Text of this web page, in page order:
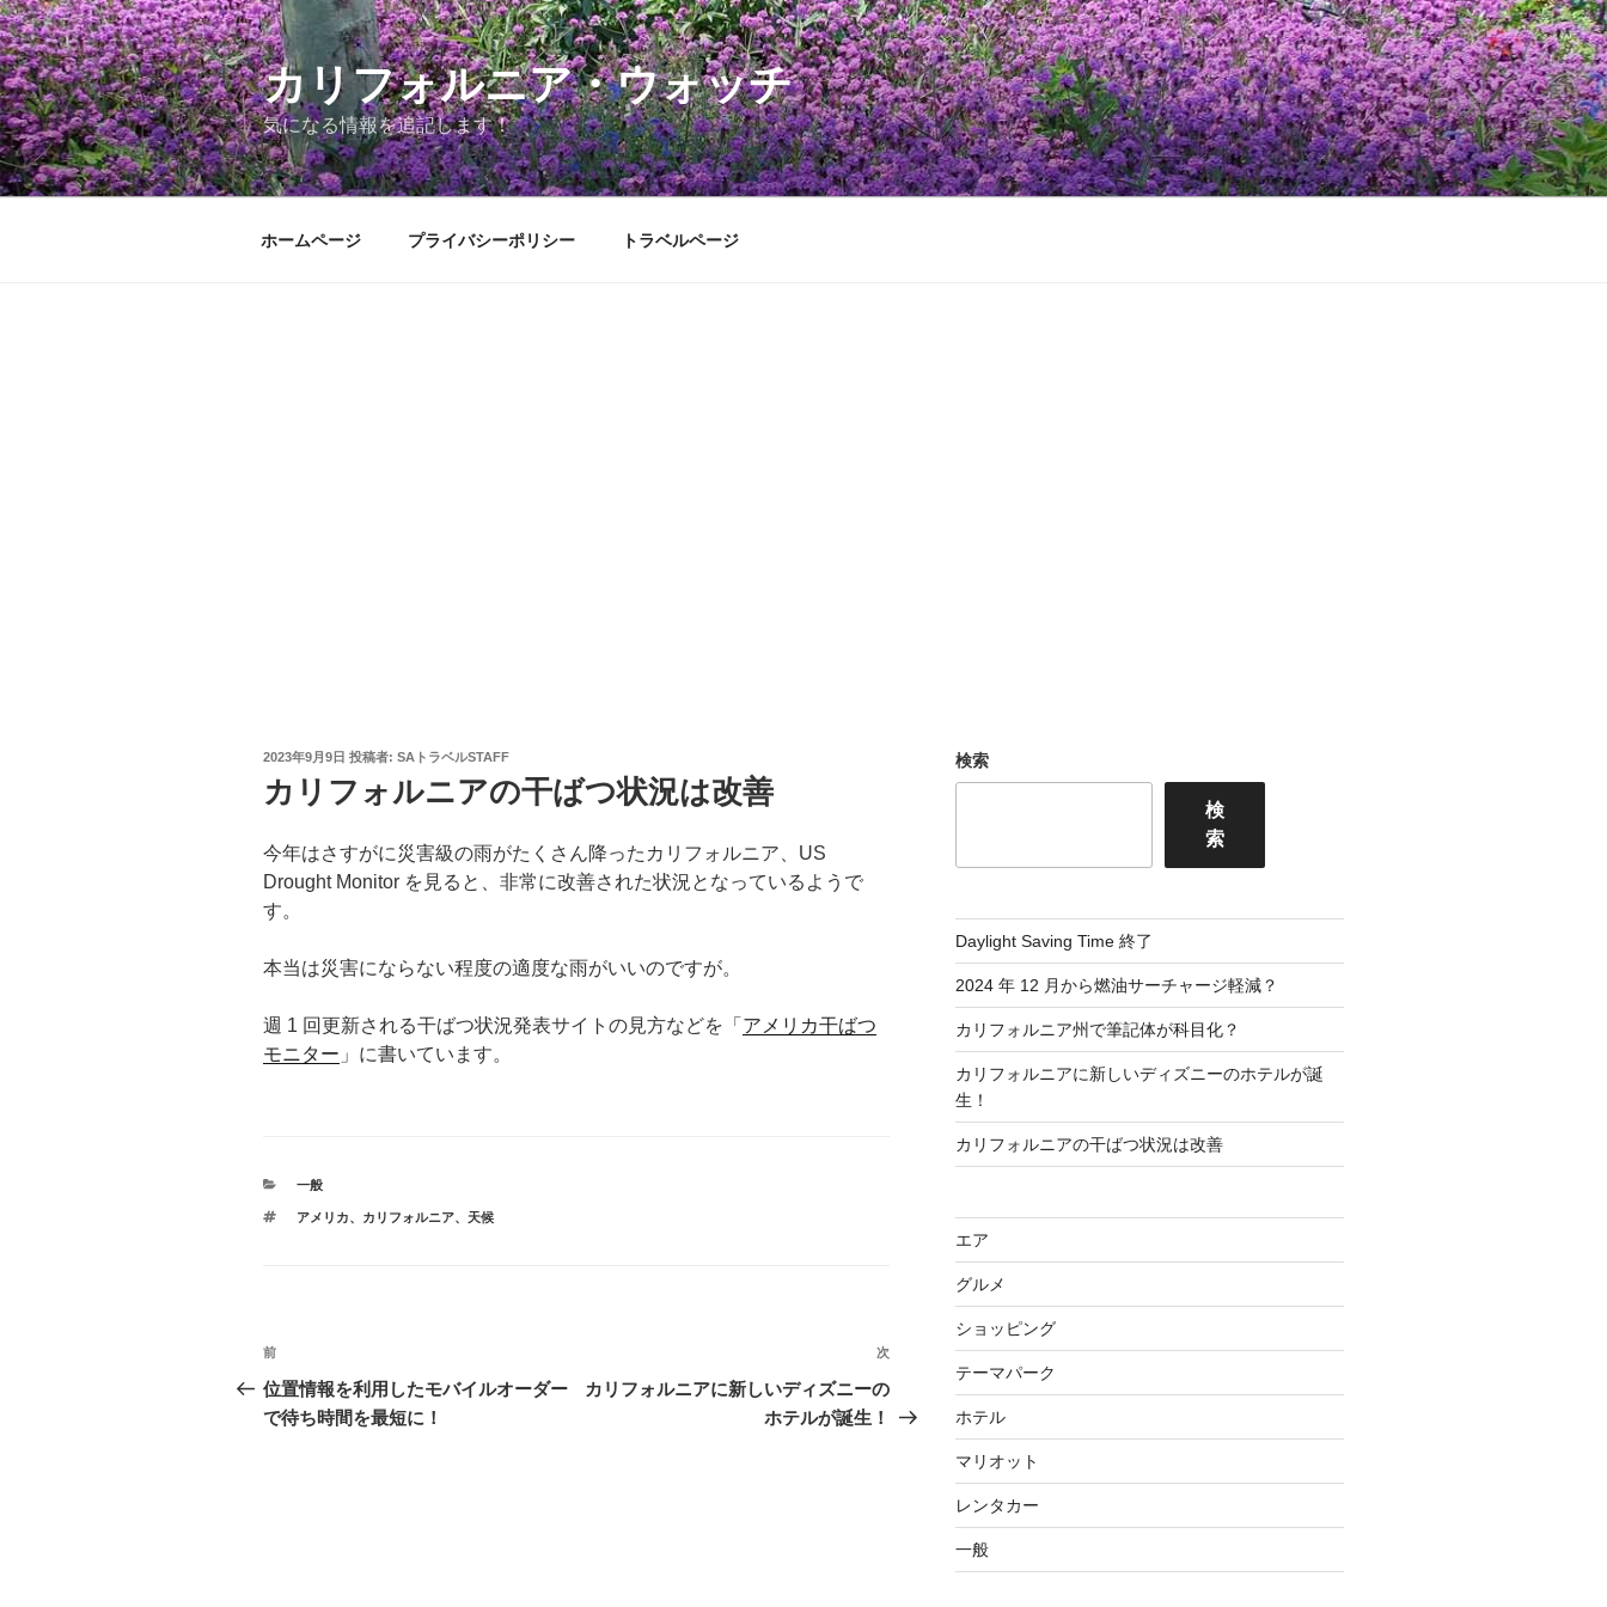
コ
ン
テ
ン
ツ
へ
ス
カリフォルニア・ウォッチ
気になる情報を追記します！
ホームページ プライバシーポリシー トラベルページ
投
日:
2023年9月9日 投稿者: SAトラベルSTAFF
カリフォルニアの干ばつ状況は改善
今年はさすがに災害級の雨がたくさん降ったカリフォルニア、US
Drought Monitor を見ると、非常に改善された状況となっているようで
す。
本当は災害にならない程度の適度な雨がいいのですが。
週 1 回更新される干ばつ状況発表サイトの見方などを「 アメリカ干ばつ
モニター 」に書いています。
カ
ゴ
一般
タ
アメリカ、 カリフォルニア、 天候
投
稿
ナ
前
の
投
前
位置情報を利用したモバイルオーダー
で待ち時間を最短に！
次
の
投
次
カリフォルニアに新しいディズニーの
ホテルが誕生！
検索
検
索
Daylight Saving Time 終了
2024 年 12 月から燃油サーチャージ軽減？
カリフォルニア州で筆記体が科目化？
カリフォルニアに新しいディズニーのホテルが誕
生！
カリフォルニアの干ばつ状況は改善
エア
グルメ
ショッピング
テーマパーク
ホテル
マリオット
レンタカー
一般